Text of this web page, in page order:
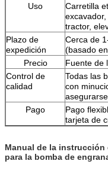
Uso
Carretilla
tractor,
Plazo de
expedición
Cerca de
(basado
Precio
Fuente de
Control de
calidad
Todas las
con
Pago
Pago
tarjeta de
Manual de la
para la bomba de